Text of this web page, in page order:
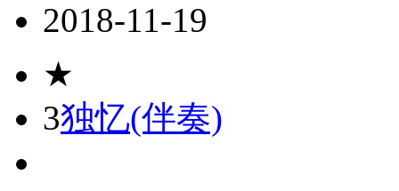
2018-11-19
★
3独忆(伴奏)